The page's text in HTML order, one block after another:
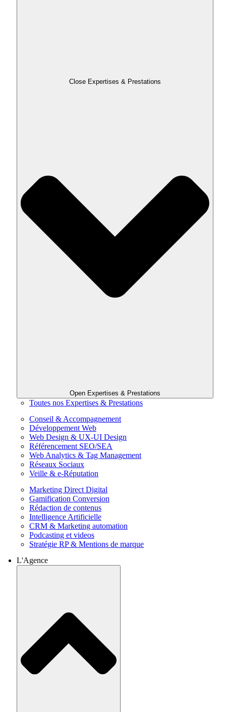
Close Expertises & Prestations
Open Expertises & Prestations
Toutes nos Expertises & Prestations
Conseil & Accompagnement
Développement Web
Web Design & UX-UI Design
Référencement SEO/SEA
Web Analytics & Tag Management
Réseaux Sociaux
Veille & e-Réputation
Marketing Direct Digital
Gamification Conversion
Rédaction de contenus
Intelligence Artificielle
CRM & Marketing automation
Podcasting et videos
Stratégie RP & Mentions de marque
L'Agence